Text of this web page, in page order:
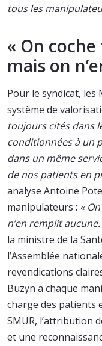
tous les
« On
mais on
Pour le syndicat, les
système de
toujours cités dans
conditionnées à un
dans un même
de nos patients en
analyse Antoine
manipulateurs : «
n’en remplit aucune.
la ministre de la
l’Assemblée
revendications
Buzyn a chaque
charge des patients
SMUR, l’attribution
et une